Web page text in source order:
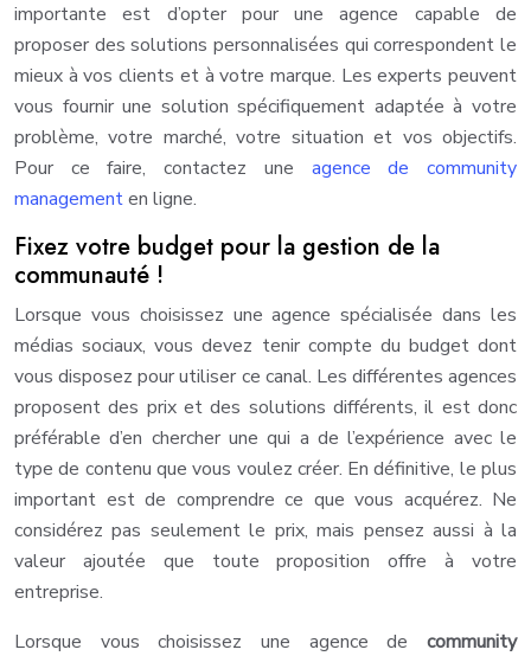
importante est d’opter pour une agence capable de
proposer des solutions personnalisées qui correspondent le
mieux à vos clients et à votre marque. Les experts peuvent
vous fournir une solution spécifiquement adaptée à votre
problème, votre marché, votre situation et vos objectifs.
Pour ce faire, contactez une agence de community
managementen ligne.
Fixez votre budget pour la gestion de la
communauté !
Lorsque vous choisissez une agence spécialisée dans les
médias sociaux, vous devez tenir compte du budget dont
vous disposez pour utiliser ce canal. Les différentes agences
proposent des prix et des solutions différents, il est donc
préférable d’en chercher une qui a de l’expérience avec le
type de contenu que vous voulez créer. En définitive, le plus
important est de comprendre ce que vous acquérez. Ne
considérez pas seulement le prix, mais pensez aussi à la
valeur ajoutée que toute proposition offre à votre
entreprise.
Lorsque vous choisissez une agence de community